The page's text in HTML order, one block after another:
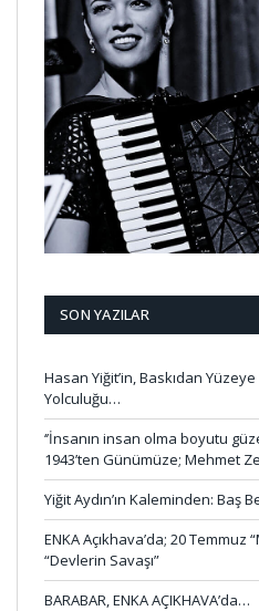
SON YAZILAR
Hasan Yiğit’in, Baskıdan
Yolculuğu…
‘’İnsanın insan olma boyutu
1943’ten Günümüze; Mehmet
Yiğit Aydın’ın Kaleminden: Baş
ENKA Açıkhava’da; 20 Temmuz
“Devlerin Savaşı”
BARABAR, ENKA AÇIKHAVA’da…